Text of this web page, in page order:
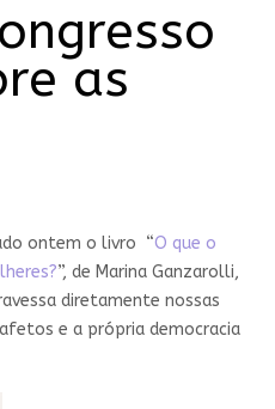
as
ontem o livro “O que o
”, de Marina Ganzarolli,
diretamente nossas
e a própria democracia